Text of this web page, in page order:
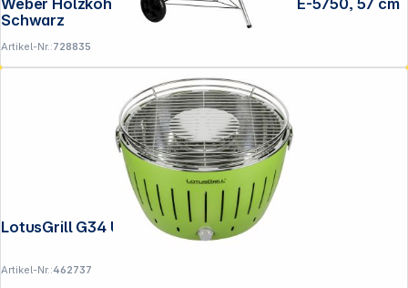
Weber Holzkohlegrill Master Touch GBS E-5750, 57 cm
Schwarz
Artikel-Nr.:728835
LotusGrill G34 U Gruen
Artikel-Nr.:462737